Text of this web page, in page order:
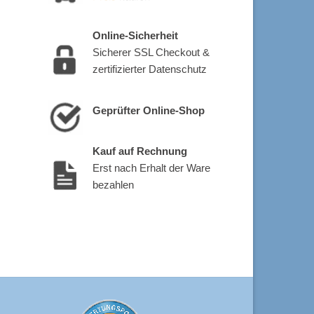
Online-Sicherheit
Sicherer SSL Checkout &
zertifizierter Datenschutz
Geprüfter Online-Shop
Kauf auf Rechnung
Erst nach Erhalt der Ware
bezahlen